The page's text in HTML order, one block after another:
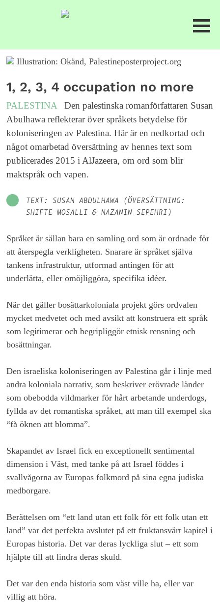
Illustration: Okänd, Palestineposterproject.org
1, 2, 3, 4 occupation no more
PALESTINA
Den palestinska romanförfattaren Susan
Abulhawa reflekterar över språkets betydelse för
koloniseringen av Palestina. Här är en nedkortad och
något omarbetad översättning av hennes text som
publicerades 2015 i AlJazeera, om ord som blir
maktspråk och vapen.
TEXT: SUSAN ABDULHAWA (ÖVERSÄTTNING:
SHIFTE MOSALLI & NAZANIN SEPEHRI)
Språket är sällan bara en samling ord som är ordnade för
att återspegla verkligheten. Snarare är språket själva
tankens infrastruktur, utformad antingen för att
underlätta, eller omöjliggöra, specifika idéer.
När det gäller bosättarkoloniala projekt görs ordvalen
mycket medvetet och med avsikt att konstruera ett språk
som legitimerar och begripliggör etnisk rensning och
bosättningar.
Den israeliska koloniseringen av Palestina går i linje med
andra koloniala narrativ, som beskriver erövrade länder
som obebodda vildmarker för hårt arbetande underdogs,
fyllda av det romantiska språket, att man till exempel ska
“få öknen att blomma”.
Skapandet av Israel fick en exceptionellt sentimental
dimension i Väst, med tanke på att Israel föddes i
svallvågorna av Europas folkmord på sina egna judiska
medborgare.
Berättelsen om “ett land utan ett folk för ett folk utan ett
land” var det perfekta avslutet på ett fruktansvärt kapitel i
Europas historia. Det var deras lyckliga slut – ett som
hjälpte till att lindra deras skuld.
Det var den enda historia som väst ville ha, eller var
villig att höra.